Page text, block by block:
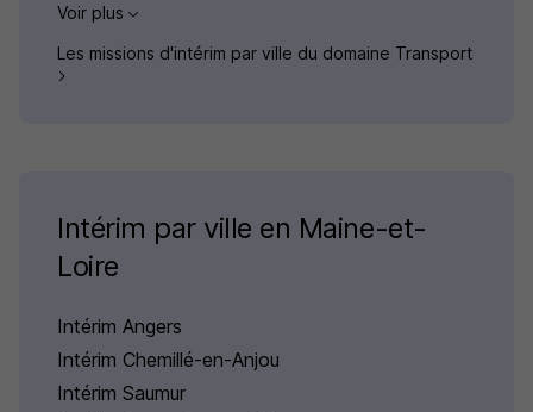
Voir plus
Les missions d'intérim par ville du domaine Transport
Intérim par ville en Maine-et-
Loire
Intérim Angers
Intérim Chemillé-en-Anjou
Intérim Saumur